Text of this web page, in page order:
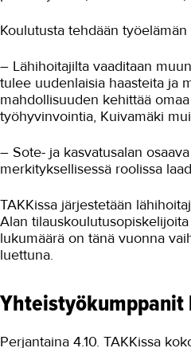
Koulutusta tehdään työelämän
– Lähihoitajilta vaaditaan
tulee uudenlaisia haasteita ja
mahdollisuuden kehittää
työhyvinvointia, Kuivamäki
– Sote- ja kasvatusalan
merkityksellisessä roolissa
TAKKissa järjestetään
Alan
lukumäärä on tänä vuonna
luettuna.
Perjantaina 4.10. TAKKissa